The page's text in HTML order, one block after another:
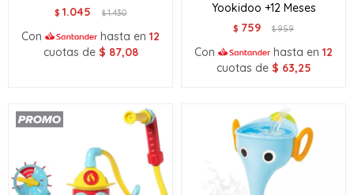
$ 1.045 $1.430
Con hasta en 12
cuotas de $ 87,08
Yookidoo +12 Meses
$ 759 $959
Con hasta en 12
cuotas de $ 63,25